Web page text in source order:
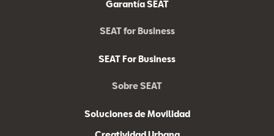
Garantía SEAT
SEAT for Business
SEAT For Business
Sobre SEAT
Soluciones de Movilidad